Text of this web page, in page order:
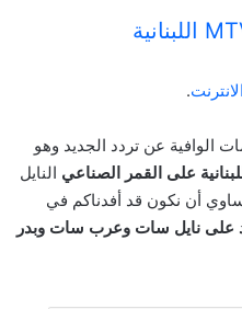
.
الوافية عن تردد الجديد وهو
على القمر الصناعي النايل
أن نكون قد أفدناكم في
على نايل سات وعرب سات وبدر